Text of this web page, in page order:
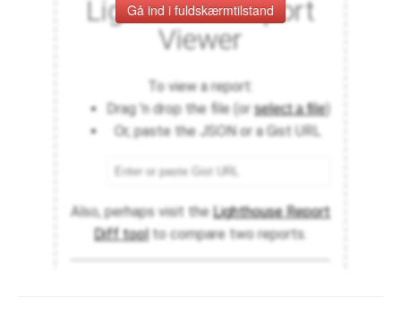
Gå ind i fuldskærmtilstand